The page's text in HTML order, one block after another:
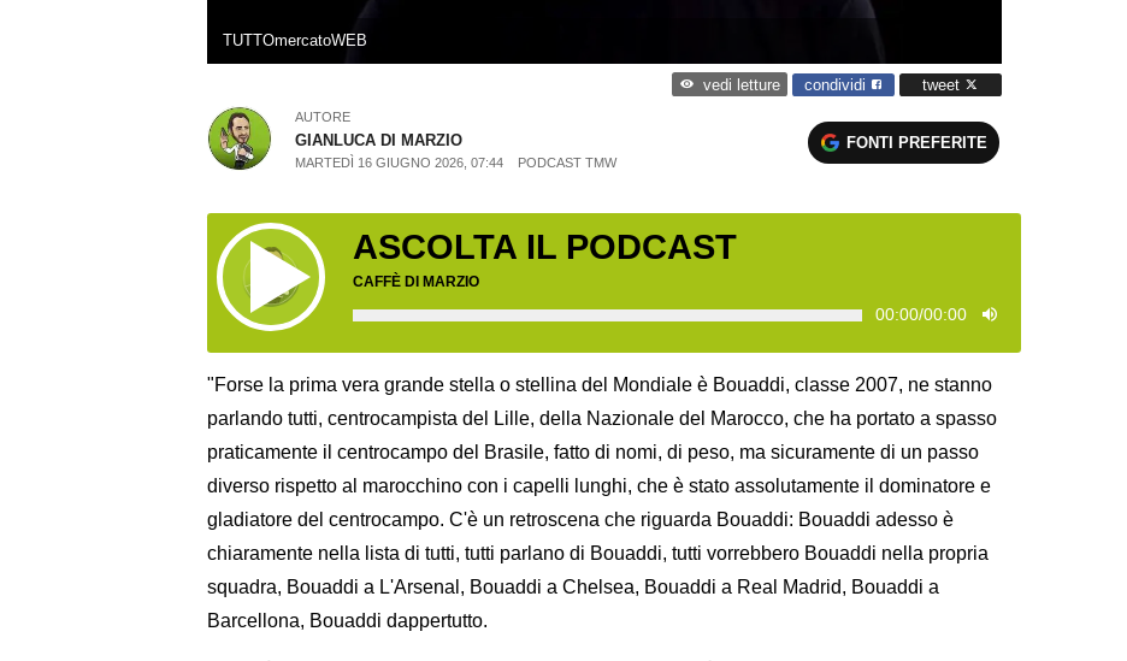
TUTTOmercatoWEB
vedi letture condividi tweet
AUTORE
GIANLUCA DI MARZIO
MARTEDÌ 16 GIUGNO 2026, 07:44 PODCAST TMW
FONTI PREFERITE
ASCOLTA IL PODCAST
CAFFÈ DI MARZIO
00:00/00:00
"Forse la prima vera grande stella o stellina del Mondiale è Bouaddi, classe 2007, ne stanno
parlando tutti, centrocampista del Lille, della Nazionale del Marocco, che ha portato a spasso
praticamente il centrocampo del Brasile, fatto di nomi, di peso, ma sicuramente di un passo
diverso rispetto al marocchino con i capelli lunghi, che è stato assolutamente il dominatore e
gladiatore del centrocampo. C'è un retroscena che riguarda Bouaddi: Bouaddi adesso è
chiaramente nella lista di tutti, tutti parlano di Bouaddi, tutti vorrebbero Bouaddi nella propria
squadra, Bouaddi a L'Arsenal, Bouaddi a Chelsea, Bouaddi a Real Madrid, Bouaddi a
Barcellona, Bouaddi dappertutto.